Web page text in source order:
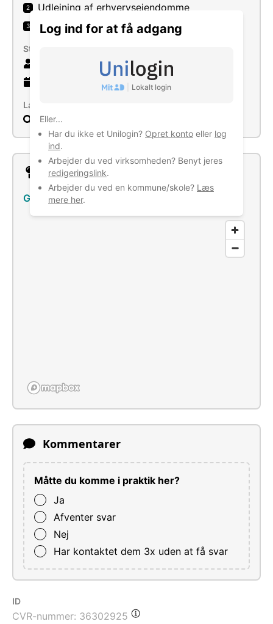
Log ind for at få adgang
Lokalt login
Eller...
Har du ikke et Unilogin? Opret konto eller log
ind.
Arbejder du ved virksomheden? Benyt jeres
redigeringslink.
Arbejder du ved en kommune/skole? Læs
mere her.
2 Udlejning af erhvervsejendomme
3 Produktion af slagtesvin
Størrelse
gammel virksomhed
Læs mere
Søg
Lokation
Grovevej 16, 7540 Haderup
Kommentarer
Måtte du komme i praktik her?
Ja
Afventer svar
Nej
Har kontaktet dem 3x uden at få svar
ID
CVR-nummer: 36302925